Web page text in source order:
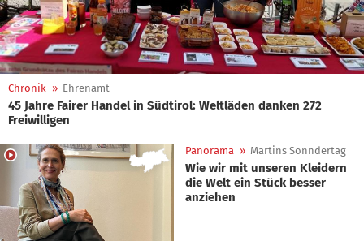
Chronik » Ehrenamt
45 Jahre Fairer Handel in Südtirol: Weltläden danken 272
Freiwilligen
Panorama » Martins Sonndertag
Wie wir mit unseren Kleidern
die Welt ein Stück besser
anziehen